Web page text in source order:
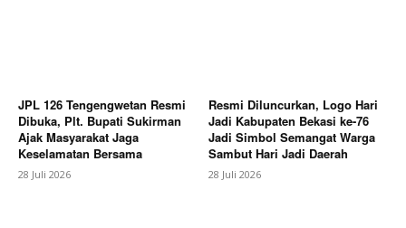
JPL 126 Tengengwetan Resmi
Dibuka, Plt. Bupati Sukirman
Ajak Masyarakat Jaga
Keselamatan Bersama
28 Juli 2026
Resmi Diluncurkan, Logo Hari
Jadi Kabupaten Bekasi ke-76
Jadi Simbol Semangat Warga
Sambut Hari Jadi Daerah
28 Juli 2026